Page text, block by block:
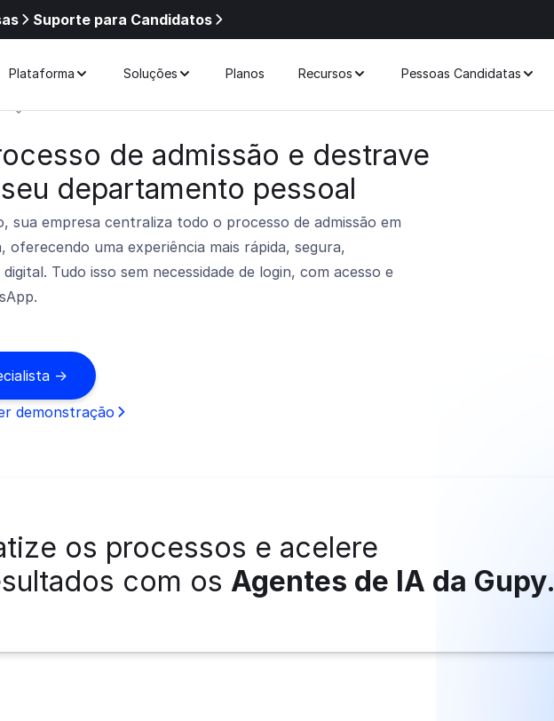
Suporte para Candidatos
Plataforma Soluções Planos Recursos Pessoas Candidatas
de admissão e destrave
departamento pessoal
sua empresa centraliza todo o processo de admissão em
oferecendo uma experiência mais rápida, segura,
Tudo isso sem necessidade de login, com acesso e
->
demonstração
os processos e acelere
com os Agentes de IA da